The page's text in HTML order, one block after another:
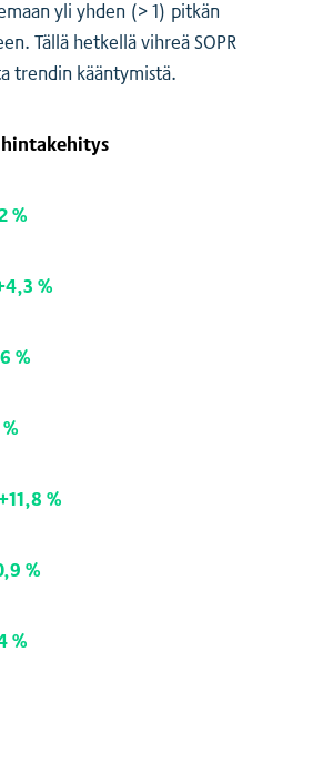
yli yhden (> 1) pitkän
Tällä hetkellä vihreä SOPR
trendin kääntymistä.
%
%
%
%
%
%